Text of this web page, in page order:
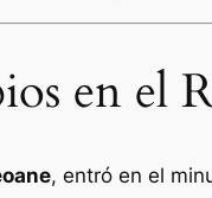
en el
, entró en el